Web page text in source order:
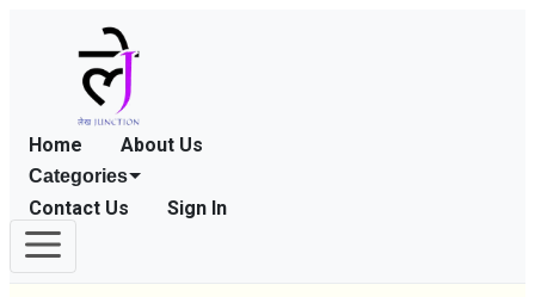
Home About Us
Categories
Contact Us Sign In